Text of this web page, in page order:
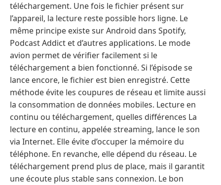
téléchargement. Une fois le fichier présent sur
l’appareil, la lecture reste possible hors ligne. Le
même principe existe sur Android dans Spotify,
Podcast Addict et d’autres applications. Le mode
avion permet de vérifier facilement si le
téléchargement a bien fonctionné. Si l’épisode se
lance encore, le fichier est bien enregistré. Cette
méthode évite les coupures de réseau et limite aussi
la consommation de données mobiles. Lecture en
continu ou téléchargement, quelles différences La
lecture en continu, appelée streaming, lance le son
via Internet. Elle évite d’occuper la mémoire du
téléphone. En revanche, elle dépend du réseau. Le
téléchargement prend plus de place, mais il garantit
une écoute plus stable sans connexion. Le bon